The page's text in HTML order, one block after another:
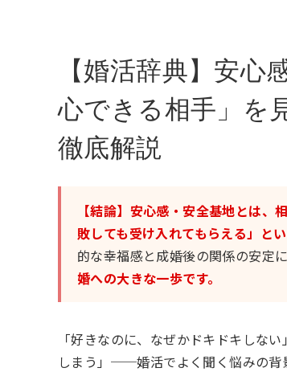
【婚活辞典】安心
心できる相手」を
徹底解説
【結論】安心感・安全基地とは
敗しても受け入れてもらえる」と
的な幸福感と成婚後の関係の安定に
婚への大きな一歩です。
「好きなのに、なぜかドキドキしな
しまう」──婚活でよく聞く悩みの背